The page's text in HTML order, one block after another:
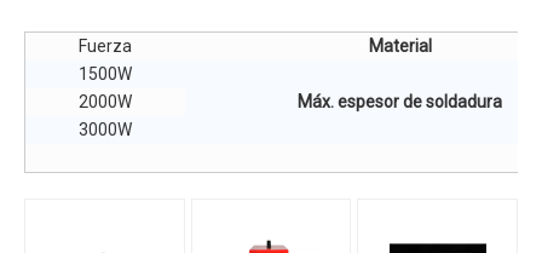
Fuerza
Material
1500W
Máx. espesor de soldadura
2000W
3000W